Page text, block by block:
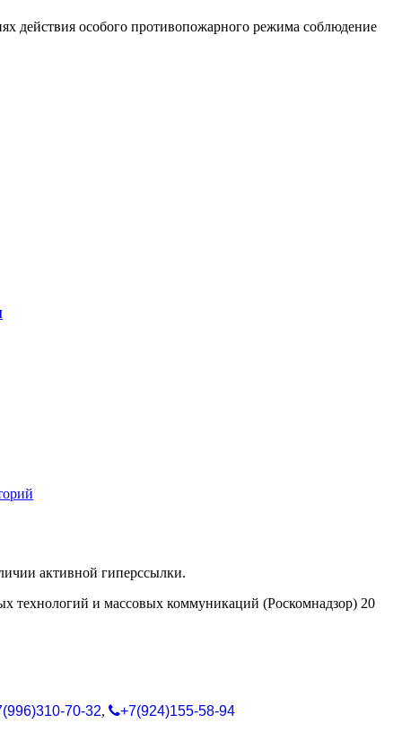
действия особого противопожарного режима соблюдение
активной гиперссылки.
технологий и массовых коммуникаций (Роскомнадзор) 20
70-32, +7(924)155-58-94